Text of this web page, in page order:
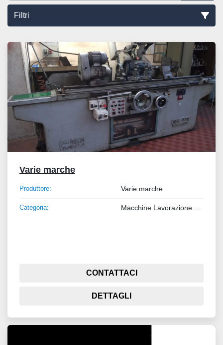
Filtri
Tutte le categorie
Ordina per
Varie marche
Produttore: Varie marche
Categoria:
CONTATTACI
DETTAGLI